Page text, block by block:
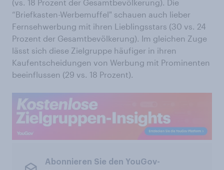
(vs. 18 Prozent der Gesamtbevölkerung). Die
“Briefkasten-Werbemuffel" schauen auch lieber
Fernsehwerbung mit ihren Lieblingsstars (30 vs. 24
Prozent der Gesamtbevölkerung). Im gleichen Zuge
lässt sich diese Zielgruppe häufiger in ihren
Kaufentscheidungen von Werbung mit Prominenten
beeinflussen (29 vs. 18 Prozent).
Abonnieren Sie den YouGov-